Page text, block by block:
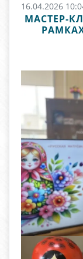
16.04.2026